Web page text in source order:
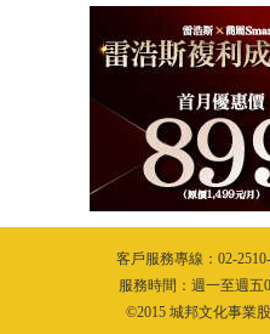
客戶服務專線：02-
服務時間：週一至週五
©2015 城邦文化事業